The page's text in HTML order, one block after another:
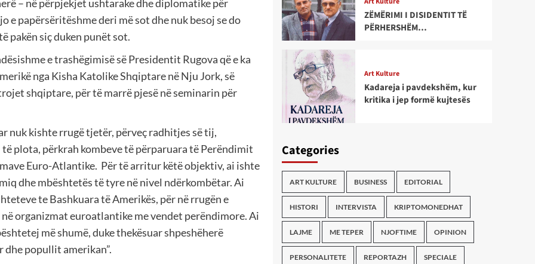
– në përpjekjet ushtarake dhe diplomatike për
e papërsëritëshme deri më sot dhe nuk besoj se do
pakën siç duken punët sot.
e trashëgimisë së Presidentit Rugova që e ka
nga Kisha Katolike Shqiptare në Nju Jork, së
shqiptare, për të marrë pjesë në seminarin për
nuk kishte rrugë tjetër, përveç radhitjes së tij,
plota, përkrah kombeve të përparuara të Perëndimit
Euro-Atlantike. Për të arritur këtë objektiv, ai ishte
dhe mbështetës të tyre në nivel ndërkombëtar. Ai
te Bashkuara të Amerikës, për në rrugën e
organizmat euroatlantike me vendet perëndimore. Ai
më shumë, duke thekësuar shpeshëherë
popullit amerikan”.
ZËMËRIMI I DISIDENTIT TË
PËRHERSHËM…
Art Kulture
Kadareja i pavdekshëm, kur
kritika i jep formë kujtesës
Categories
ART KULTURE BUSINESS EDITORIAL
HISTORI INTERVISTA KRIPTOMONEDHAT
LAJME ME TEPER NJOFTIME OPINION
PERSONALITETE REPORTAZH SPECIALE